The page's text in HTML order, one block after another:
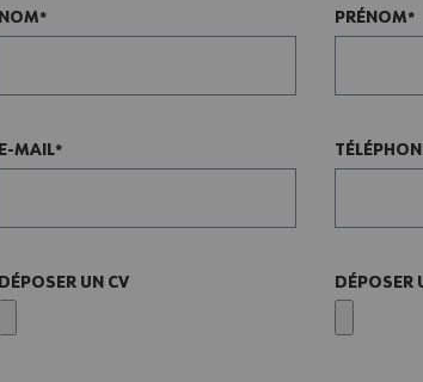
NOM PRÉNOM
E-MAIL
DÉPOSER UN CV DÉPOSER